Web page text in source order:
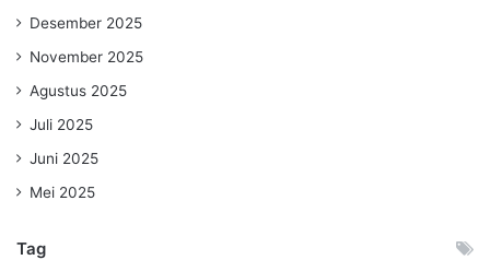
Desember 2025
November 2025
Agustus 2025
Juli 2025
Juni 2025
Mei 2025
Tag